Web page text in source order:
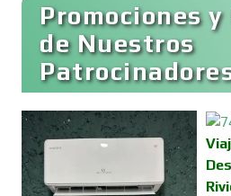
Cafeterías
Cajas de Ahorro
Promociones
de Nuestros